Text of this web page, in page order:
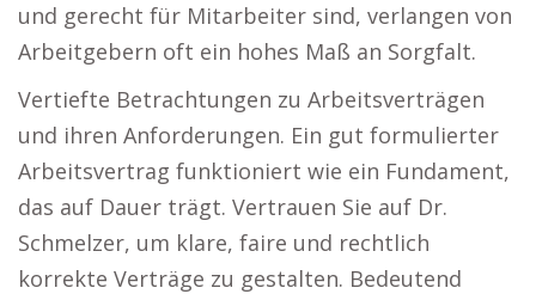
und gerecht für Mitarbeiter sind, verlangen von
Arbeitgebern oft ein hohes Maß an Sorgfalt.
Vertiefte Betrachtungen zu Arbeitsverträgen
und ihren Anforderungen. Ein gut formulierter
Arbeitsvertrag funktioniert wie ein Fundament,
das auf Dauer trägt. Vertrauen Sie auf Dr.
Schmelzer, um klare, faire und rechtlich
korrekte Verträge zu gestalten. Bedeutend